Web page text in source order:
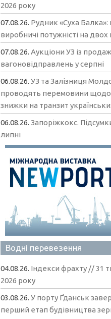
2026 року
07.08.26. Рудник «Суха Балка»:
виробничі потужністі на двох
07.08.26.Аукціони УЗ із
вагоновідправлень у серпні
06.08.26.УЗ та Залізниця
проводять перемовини
знижки на транзит
06.08.26.Запоріжкокс.
липні
Водні перевезення
04.08.26. Індекси фрахту // 31
2026 року
03.08.26.У порту Ґданськ
перший етап будівництва